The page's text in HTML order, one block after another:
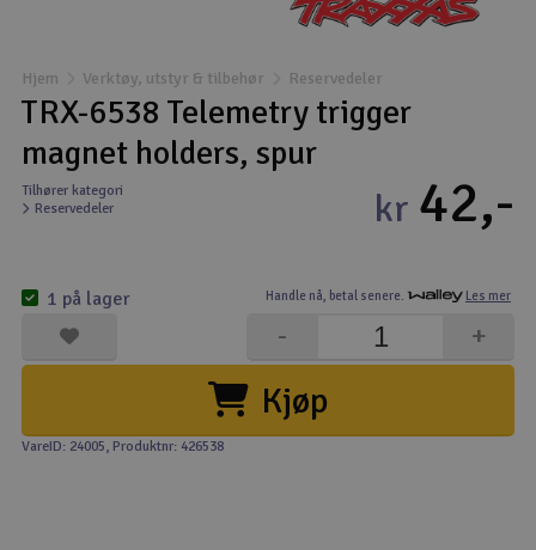
Droner
Droner for FPV
Fly
Helikopter
Kamerautstyr
Modellbygging, LEGO & byggesett
Modelljernbane
Hjem Verktøy, utstyr & tilbehør Reservedeler
TRX-6538 Telemetry trigger
magnet holders, spur
Tilhører kategori
Reservedeler
Handle nå, betal senere. Les mer
kr 42,-
Kjøp
+
-
1 på lager
VareID: 24005, Produktnr: 426538